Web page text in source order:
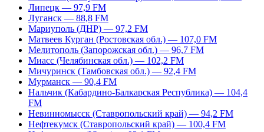
Липецк — 97,9 FM
Луганск — 88,8 FM
Мариуполь (ДНР) — 97,2 FM
Матвеев Курган (Ростовская обл.) — 107,0 FM
Мелитополь (Запорожская обл.) — 96,7 FM
Миасс (Челябинская обл.) — 102,2 FM
Мичуринск (Тамбовская обл.) — 92,4 FM
Мурманск — 90,4 FM
Нальчик (Кабардино-Балкарская Республика) — 104,4
FM
Невинномысск (Ставропольский край) — 94,2 FM
Нефтекумск (Ставропольский край) — 100,4 FM